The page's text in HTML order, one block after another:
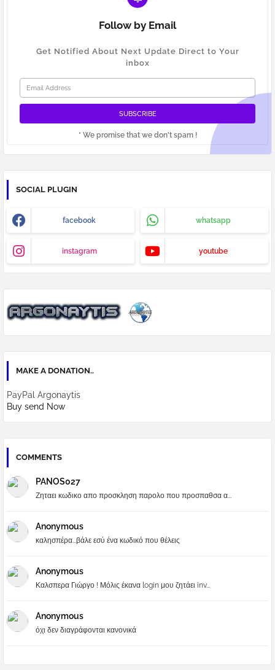
Follow by Email
Get Notified About Next Update Direct to Your
inbox
* We promise that we don't spam !
SOCIAL PLUGIN
facebook whatsapp
instagram youtube
MAKE A DONATION..
PayPal Argonaytis
Buy send Now
COMMENTS
PANOS027
Ζηταει κωδικο απο προσκληση παρολο που προσπαθσα α...
Anonymous
καλησπέρα...βάλε εσύ ένα κωδικό που θέλεις
Anonymous
Καλσπερα Γιώργο ! Μόλις έκανα login μου ζητάει inv...
Anonymous
όχι δεν διαγράφονται κανονικά